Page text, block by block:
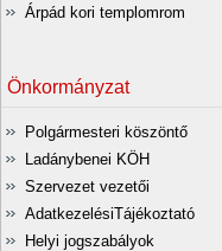
Árpád kori templomrom
Önkormányzat
Polgármesteri köszöntő
Ladánybenei KÖH
Szervezet vezetői
AdatkezelésiTájékoztató
Helyi jogszabályok